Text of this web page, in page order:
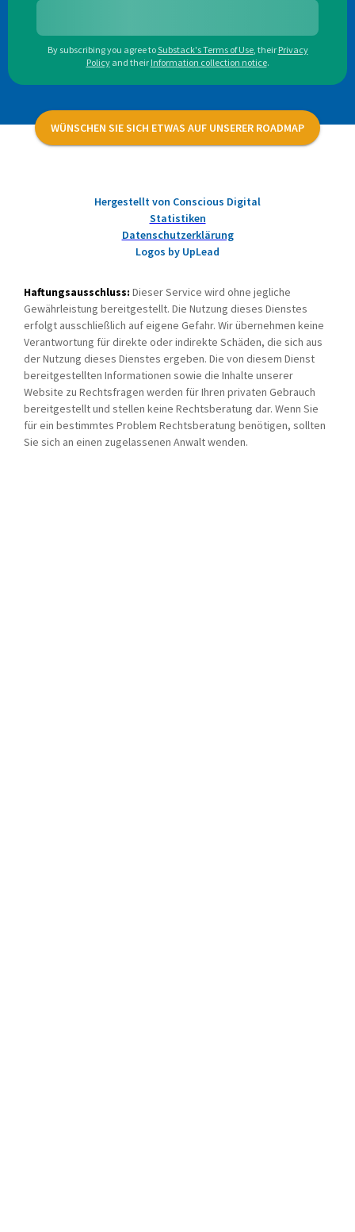
By subscribing you agree toSubstack's Terms of Use, their Privacy
Policy and their Information collection notice.
WÜNSCHEN SIE SICH ETWAS AUF UNSERER ROADMAP
Hergestellt von Conscious Digital
Statistiken
Datenschutzerklärung
Logos by UpLead
Haftungsausschluss: Dieser Service wird ohne jegliche
Gewährleistung bereitgestellt. Die Nutzung dieses Dienstes
erfolgt ausschließlich auf eigene Gefahr. Wir übernehmen keine
Verantwortung für direkte oder indirekte Schäden, die sich aus
der Nutzung dieses Dienstes ergeben. Die von diesem Dienst
bereitgestellten Informationen sowie die Inhalte unserer
Website zu Rechtsfragen werden für Ihren privaten Gebrauch
bereitgestellt und stellen keine Rechtsberatung dar. Wenn Sie
für ein bestimmtes Problem Rechtsberatung benötigen, sollten
Sie sich an einen zugelassenen Anwalt wenden.